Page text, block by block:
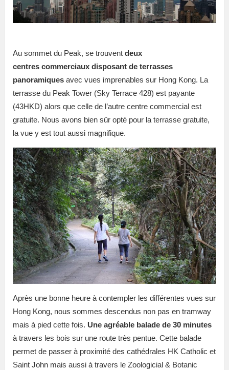
Au sommet du Peak, se trouvent deux
centres commerciaux disposant de terrasses
panoramiques avec vues imprenables sur Hong Kong. La
terrasse du Peak Tower (Sky Terrace 428) est payante
(43HKD) alors que celle de l’autre centre commercial est
gratuite. Nous avons bien sûr opté pour la terrasse gratuite,
la vue y est tout aussi magnifique.
Après une bonne heure à contempler les différentes vues sur
Hong Kong, nous sommes descendus non pas en tramway
mais à pied cette fois. Une agréable balade de 30 minutes
à travers les bois sur une route très pentue. Cette balade
permet de passer à proximité des cathédrales HK Catholic et
Saint John mais aussi à travers le Zoologicial & Botanic